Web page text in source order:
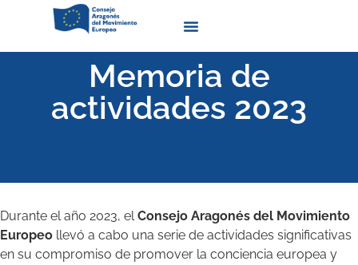
Memoria de
actividades 2023
Durante el año 2023, elConsejo Aragonés del Movimiento
Europeo llevó a cabo una serie de actividades significativas
en su compromiso de promover la conciencia europea y